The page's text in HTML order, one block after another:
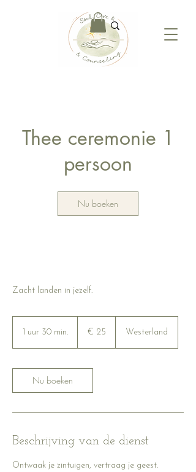
Thee ceremonie 1
persoon
Nu boeken
Zacht landen in jezelf.
1 uur 30 min.
3
0
m
n
euro
€ 25 Westerland
Nu boeken
Beschrijving van de dienst
Ontwaak je zintuigen, vertraag je geest.